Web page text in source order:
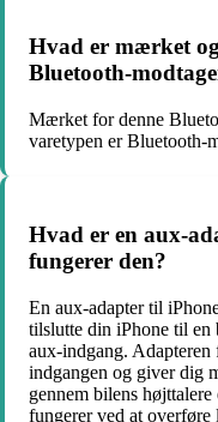
Hvad er mærket
Bluetooth-
Mærket for denne
varetypen er Bluetooth-
Hvad er en aux-
fungerer den?
En aux-adapter til
tilslutte din iPhone til en
aux-indgang.
indgangen og giver dig
gennem bilens
fungerer ved at